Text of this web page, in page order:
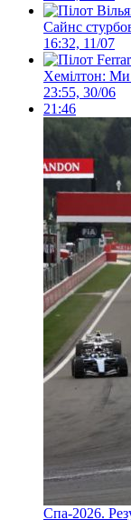
Сайнс
16:32, 11/07
Хемілтон: Ми
23:55, 30/06
21:46
Спа-2026.